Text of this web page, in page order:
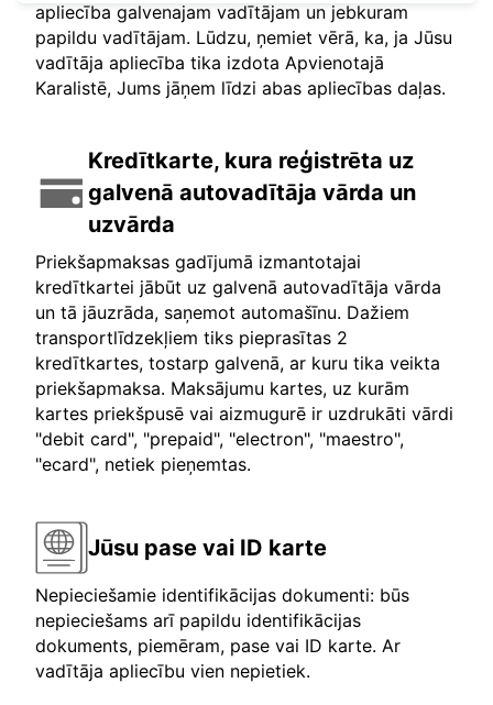
apliecība galvenajam vadītājam un jebkuram
papildu vadītājam. Lūdzu, ņemiet vērā, ka, ja Jūsu
vadītāja apliecība tika izdota Apvienotajā
Karalistē, Jums jāņem līdzi abas apliecības daļas.
Kredītkarte, kura reģistrēta uz
galvenā autovadītāja vārda un
uzvārda
Priekšapmaksas gadījumā izmantotajai
kredītkartei jābūt uz galvenā autovadītāja vārda
un tā jāuzrāda, saņemot automašīnu. Dažiem
transportlīdzekļiem tiks pieprasītas 2
kredītkartes, tostarp galvenā, ar kuru tika veikta
priekšapmaksa. Maksājumu kartes, uz kurām
kartes priekšpusē vai aizmugurē ir uzdrukāti vārdi
"debit card", "prepaid", "electron", "maestro",
"ecard", netiek pieņemtas.
Jūsu pase vai ID karte
Nepieciešamie identifikācijas dokumenti: būs
nepieciešams arī papildu identifikācijas
dokuments, piemēram, pase vai ID karte. Ar
vadītāja apliecību vien nepietiek.